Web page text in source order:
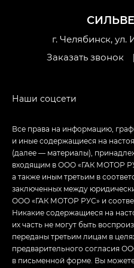
Джи Икс ПРЕМИУМ —
LOUNGE
Empow — Эмпау
г. Челябинск, ул.
Заказать звонок
Все права на информацию,
и иные содержащиеся на
(далее — материалы),
входящим в ООО «ГАК МОТОР
а также иным третьим в
заключенных между
ООО «ГАК МОТОР РУС» и
Никакие содержащиеся на
их часть не могут быть
переданы третьим лицам в
предварительного согласия
в письменной форме. Вы